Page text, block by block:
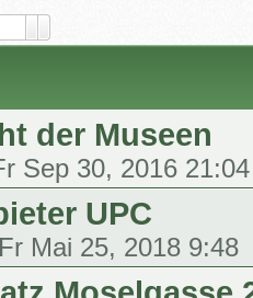
der Museen
Sep 30, 2016 21:04
UPC
Mai 25, 2018 9:48